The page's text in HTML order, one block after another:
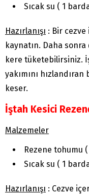
Sıcak su ( 1
Hazırlanışı : Bir cezve
kaynatın. Daha
kere tüketebilirsiniz.
yakımını
keser.
İştah Kesici
Malzemeler
Rezene tohumu (
Sıcak su ( 1
Hazırlanışı : Cezve